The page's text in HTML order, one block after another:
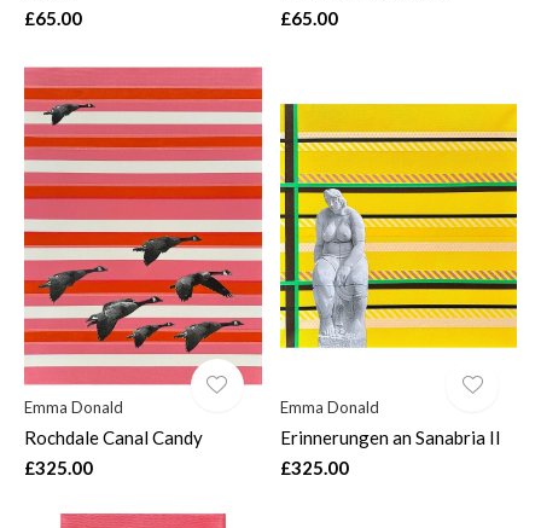
£65.00
£65.00
Emma Donald
Rochdale Canal Candy
£325.00
Emma Donald
Erinnerungen an Sanabria II
£325.00